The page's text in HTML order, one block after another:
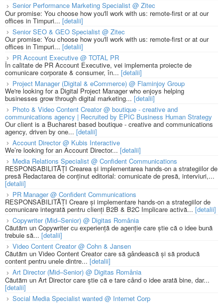
Senior Performance Marketing Specialist @ Zitec
Our promise: You choose how you'll work with us: remote-first or at our
offices in Timpuri... [detalii]
Senior SEO & GEO Specialist @ Zitec
Our promise: You choose how you'll work with us: remote-first or at our
offices in Timpuri... [detalii]
PR Account Executive @ TOTAL PR
În calitate de PR Account Executive, vei implementa proiecte de
comunicare corporate & consumer, în... [detalii]
Project Manager (Digital & eCommerce) @ Flaminjoy Group
We're looking for a Digital Project Manager who enjoys helping
businesses grow through digital marketing... [detalii]
Photo & Video Content Creator @ boutique - creative and
communications agency | Recruited by EPIC Business Human Strategy
Our client is a Bucharest based boutique - creative and communications
agency, driven by one... [detalii]
Account Director @ Kubis Interactive
We’re looking for an Account Director... [detalii]
Media Relations Specialist @ Confident Communications
RESPONSABILITĂȚI Crearea și implementarea hands-on a strategiilor de
presă Redactarea de conținut editorial: comunicate de presă, interviuri,...
[detalii]
PR Manager @ Confident Communications
RESPONSABILITĂȚI Creare și implementare hands-on a strategiilor de
comunicare integrată pentru clienți B2B & B2C Implicare activă... [detalii]
Copywriter (Mid–Senior) @ Digitas România
Căutăm un Copywriter cu experiență de agenție care știe că o idee bună
trebuie să... [detalii]
Video Content Creator @ Cohn & Jansen
Căutăm un Video Content Creator care să gândească și să producă
content pentru unele dintre... [detalii]
Art Director (Mid–Senior) @ Digitas România
Căutăm un Art Director care știe că e tare când o idee arată bine, dar...
[detalii]
Social Media Specialist wanted @ Internet Corp